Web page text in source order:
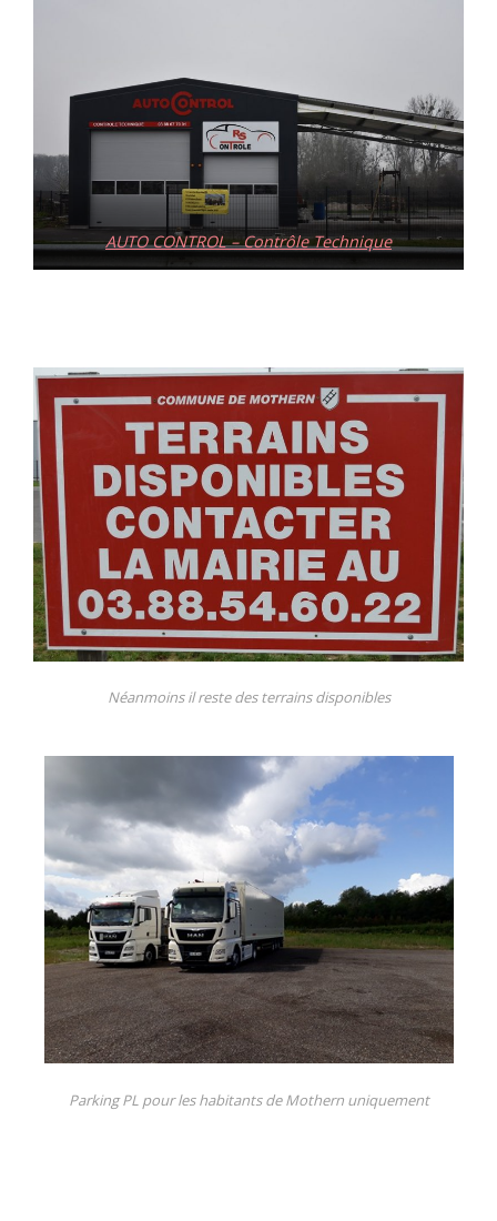
AUTO CONTROL – Contrôle Technique
Néanmoins il reste des terrains disponibles
Parking PL pour les habitants de Mothern uniquement